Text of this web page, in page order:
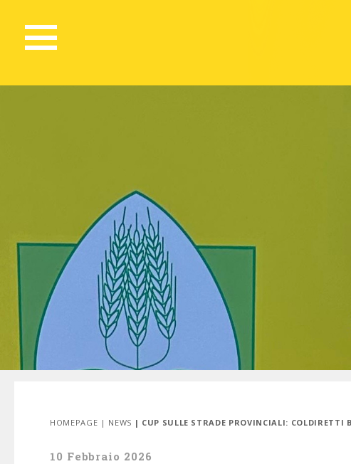
HOMEPAGE | NEWS | CUP SULLE STRADE PROVINCIALI: COLDIRETTI
10 Febbraio 2026